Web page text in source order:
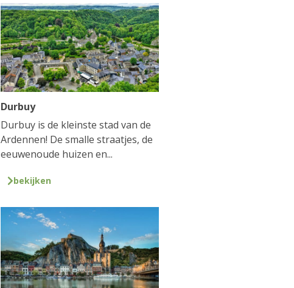
Durbuy
Durbuy is de kleinste stad van de
Ardennen! De smalle straatjes, de
eeuwenoude huizen en...
bekijken